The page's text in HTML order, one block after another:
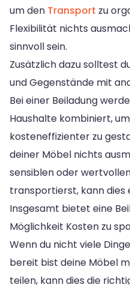
um den Transport zu
Flexibilität nichts
sinnvoll sein.
Zusätzlich dazu solltest
und Gegenstände mit
Bei einer Beiladung
Haushalte kombiniert,
kosteneffizienter zu
deiner Möbel nichts
sensiblen oder
transportierst, kann dies
Insgesamt bietet eine
Möglichkeit Kosten zu
Wenn du nicht viele
bereit bist deine Möbel
teilen, kann dies die